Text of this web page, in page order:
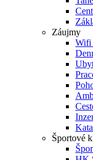
Záujmy
Wifi
Športové